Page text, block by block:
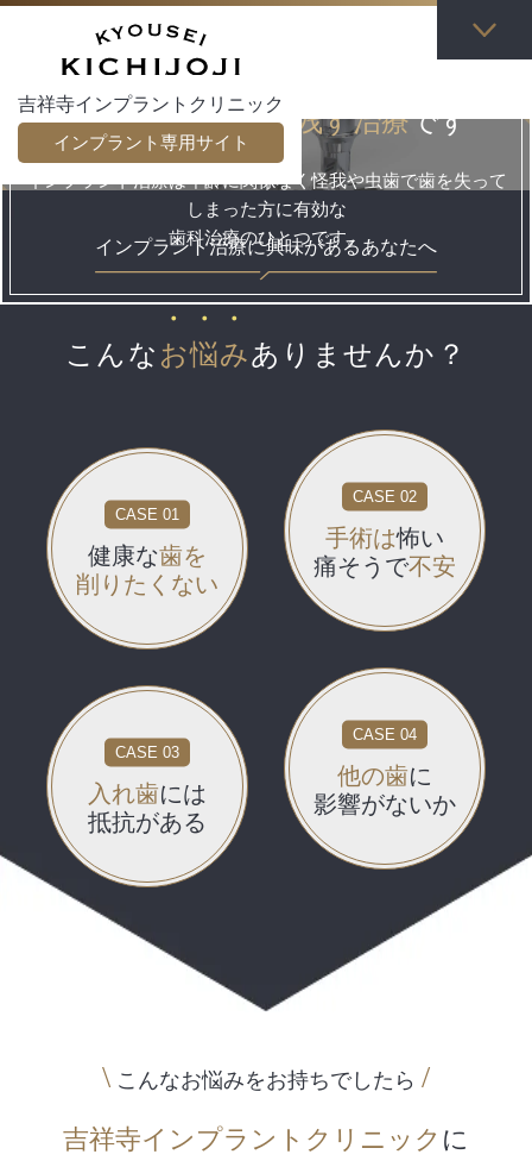
吉祥寺インプラントクリニック
インプラント専用サイト
インプラント治療は
健康な自分の歯を 残す治療です
インプラント治療は年齢に関係なく怪我や虫歯で歯を失って
しまった方に有効な
歯科治療のひとつです。
SCROLL
インプラント治療に興味があるあなたへ
こんな お悩みありませんか？
CASE 01
健康な歯を
削りたくない
CASE 02
手術は怖い
痛そうで不安
CASE 03
入れ歯には
抵抗がある
CASE 04
他の歯に
影響がないか
こんなお悩みをお持ちでしたら
吉祥寺インプラント クリニック に